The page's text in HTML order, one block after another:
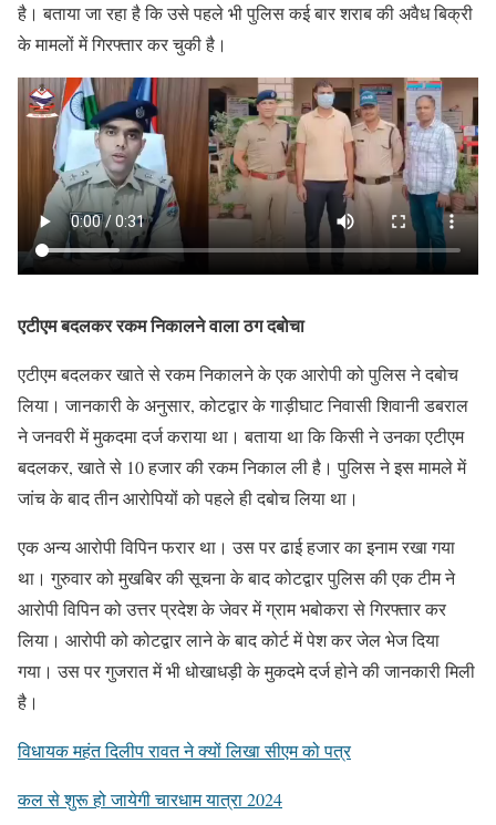
है। बताया जा रहा है कि उसे पहले भी पुलिस कई बार शराब की अवैध बिक्री
के मामलों में गिरफ्तार कर चुकी है।
एटीएम बदलकर रकम निकालने वाला ठग दबोचा
एटीएम बदलकर खाते से रकम निकालने के एक आरोपी को पुलिस ने दबोच
लिया। जानकारी के अनुसार, कोटद्वार के गाड़ीघाट निवासी शिवानी डबराल
ने जनवरी में मुकदमा दर्ज कराया था। बताया था कि किसी ने उनका एटीएम
बदलकर, खाते से 10 हजार की रकम निकाल ली है। पुलिस ने इस मामले में
जांच के बाद तीन आरोपियों को पहले ही दबोच लिया था।
एक अन्य आरोपी विपिन फरार था। उस पर ढाई हजार का इनाम रखा गया
था। गुरुवार को मुखबिर की सूचना के बाद कोटद्वार पुलिस की एक टीम ने
आरोपी विपिन को उत्तर प्रदेश के जेवर में ग्राम भबोकरा से गिरफ्तार कर
लिया। आरोपी को कोटद्वार लाने के बाद कोर्ट में पेश कर जेल भेज दिया
गया। उस पर गुजरात में भी धोखाधड़ी के मुकदमे दर्ज होने की जानकारी मिली
है।
विधायक महंत दिलीप रावत ने क्यों लिखा सीएम को पत्र
कल से शुरू हो जायेगी चारधाम यात्रा 2024